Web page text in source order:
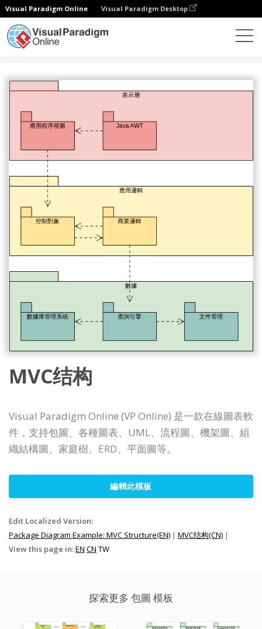
Visual Paradigm Online Visual Paradigm Desktop
MVC结构
Visual Paradigm Online (VP Online) 是一款在線圖表軟
件，支持包圖、各種圖表、UML、流程圖、機架圖、組
織結構圖、家庭樹、ERD、平面圖等。
編輯此模板
Edit Localized Version:
Package Diagram Example: MVC Structure(EN) | MVC结构(CN) |
View this page in:EN CN TW
探索更多 包圖 模板